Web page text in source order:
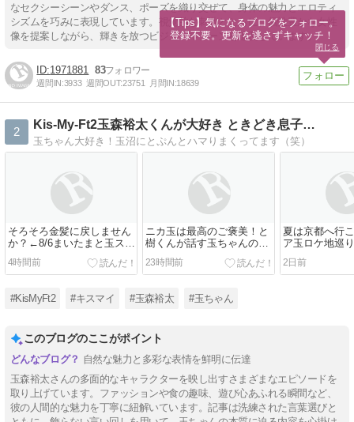
なセクシーシーンやダンス、ポーズを織り交ぜて、身体の魅力とエロティ
シズムを巧みに表現しています。視覚的な刺激とともに、個性豊かな女性
像を提案しながら、輝きを放つビジュアルシーンを追及しています。
1971881 83
週間IN:3933 週間OUT:23751 月間IN:18639
2
Kis-My-Ft2玉森裕太くんが大好き ときどき息子…
玉ちゃん大好き！玉沼にとぷんとハマりまくってます（笑）
そろそろ金髪に戻しません
か？←8/6まいたまと玉スト
ーリー
4時間前
ニカ玉は最高のご褒美！と
樹くんが話す玉ちゃんの優
男エピソード♡
23時間前
夏は京都へ行
ア玉ロケ地巡
イ情報盛りだ
いたま
2日前
#KisMyFt2 #キスマイ #玉森裕太 #玉ちゃん
このブログのここがポイント
自然な魅力と多彩な表情を鮮明に伝達
玉森裕太さんの多面的なキャラクターを映し出すさまざまなエピソードを
取り上げています。ファッションや食の趣味、遊び心あふれる瞬間など、
彼の人間的な魅力を丁寧に紐解いています。記事は洗練された言葉選びと
【Tips】気になるブログをフォロー。
登録不要。更新を逃さずキャッチ！
閉じる